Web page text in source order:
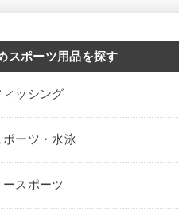
スポーツ用品を探す
ッシング
ポーツ・水泳
スポーツ